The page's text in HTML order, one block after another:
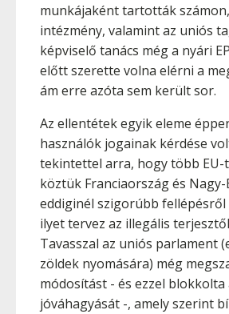
munkájaként tartották
intézmény, valamint az uniós
képviselő tanács még a nyári
előtt szerette volna elérni a
ám erre azóta sem került sor.
Az ellentétek egyik eleme
használók jogainak kérdése
tekintettel arra, hogy több EU-
köztük Franciaország és
eddiginél szigorúbb
ilyet tervez az illegális
Tavasszal az uniós parlament
zöldek nyomására) még
módosítást - és ezzel blokkolta
jóváhagyását -, amely szerint